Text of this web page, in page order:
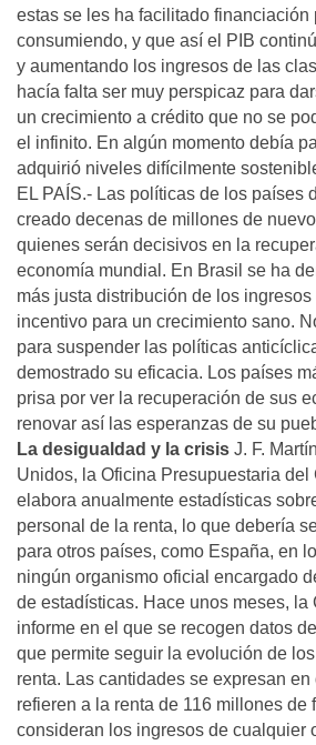
estas se les ha facilitado financiación
consumiendo, y que así el PIB
y aumentando los ingresos de las
hacía falta ser muy perspicaz para
un crecimiento a crédito que no se
el infinito. En algún momento debía
adquirió niveles difícilmente
EL PAÍS.- Las políticas de los países
creado decenas de millones de
quienes serán decisivos en la
economía mundial. En Brasil se ha
más justa distribución de los
incentivo para un crecimiento sano.
para suspender las políticas
demostrado su eficacia. Los países
prisa por ver la recuperación de sus
renovar así las esperanzas de su
La desigualdad y la crisis J. F.
Unidos, la Oficina Presupuestaria del
elabora anualmente estadísticas
personal de la renta, lo que debería
para otros países, como España, en
ningún organismo oficial encargado
de estadísticas. Hace unos meses, la
informe en el que se recogen datos
que permite seguir la evolución de
renta. Las cantidades se expresan
refieren a la renta de 116 millones de
consideran los ingresos de cualquier